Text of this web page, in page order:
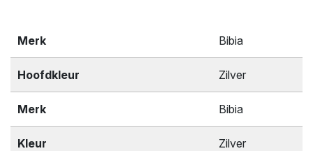
Merk Bibia
Hoofdkleur Zilver
Merk Bibia
Kleur Zilver